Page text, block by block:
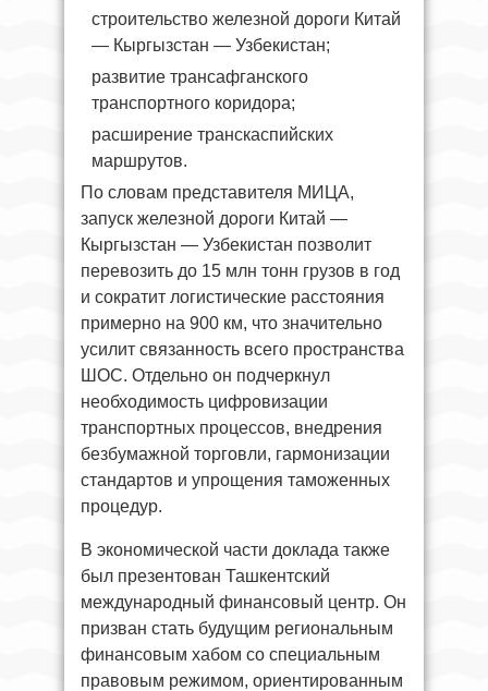
строительство железной дороги Китай
— Кыргызстан — Узбекистан;
развитие трансафганского
транспортного коридора;
расширение транскаспийских
маршрутов.
По словам представителя МИЦА,
запуск железной дороги Китай —
Кыргызстан — Узбекистан позволит
перевозить до 15 млн тонн грузов в год
и сократит логистические расстояния
примерно на 900 км, что значительно
усилит связанность всего пространства
ШОС. Отдельно он подчеркнул
необходимость цифровизации
транспортных процессов, внедрения
безбумажной торговли, гармонизации
стандартов и упрощения таможенных
процедур.
В экономической части доклада также
был презентован Ташкентский
международный финансовый центр. Он
призван стать будущим региональным
финансовым хабом со специальным
правовым режимом, ориентированным